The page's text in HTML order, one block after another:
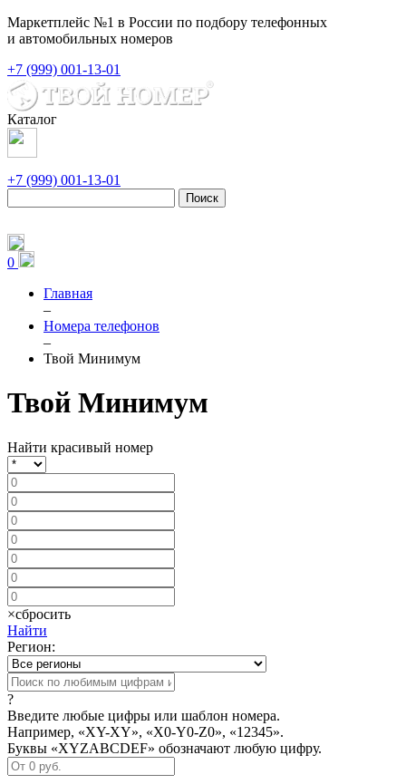
Маркетплейс №1 в России по подбору телефонных
и автомобильных номеров
+7 (999) 001-13-01
Каталог
+7 (999) 001-13-01
Поиск
0
Главная
–
Номера телефонов
–
Твой Минимум
Твой Минимум
Найти красивый номер
×сбросить
Найти
Регион:
?
Введите любые цифры или шаблон номера.
Например, «XY-XY», «X0-Y0-Z0», «12345».
Буквы «XYZABCDEF» обозначают любую цифру.